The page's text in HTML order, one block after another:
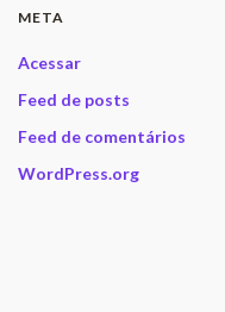
META
Acessar
Feed de posts
Feed de comentários
WordPress.org